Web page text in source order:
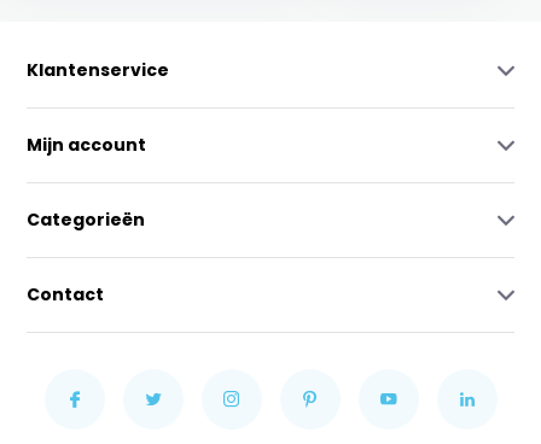
Klantenservice
Mijn account
Categorieën
Contact